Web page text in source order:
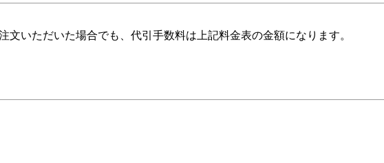
文いただいた場合でも、代引手数料は上記料金表の金額になります。